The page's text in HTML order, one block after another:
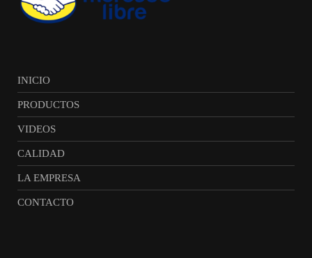
INICIO
PRODUCTOS
VIDEOS
CALIDAD
LA EMPRESA
CONTACTO